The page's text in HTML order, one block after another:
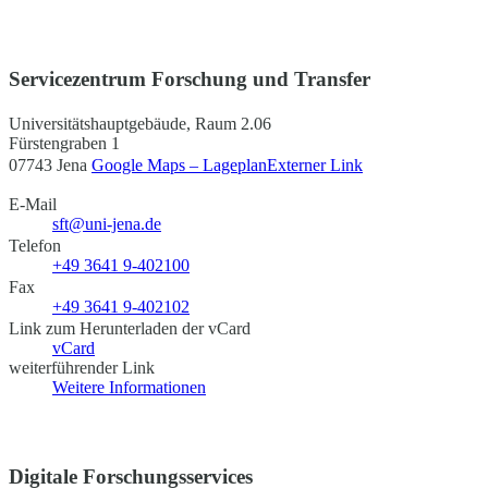
Servicezentrum Forschung und Transfer
Universitätshauptgebäude, Raum 2.06
Fürstengraben 1
07743 Jena Google Maps – LageplanExterner Link
E-Mail
sft@uni-jena.de
Telefon
+49 3641 9-402100
Fax
+49 3641 9-402102
Link zum Herunterladen der vCard
vCard
weiterführender Link
Weitere Informationen
Digitale Forschungsservices